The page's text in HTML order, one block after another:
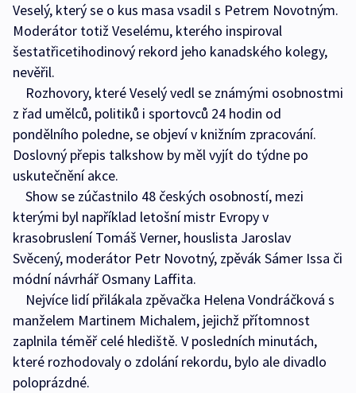
Veselý, který se o kus masa vsadil s Petrem Novotným.
Moderátor totiž Veselému, kterého inspiroval
šestatřicetihodinový rekord jeho kanadského kolegy,
nevěřil.
Rozhovory, které Veselý vedl se známými osobnostmi
z řad umělců, politiků i sportovců 24 hodin od
pondělního poledne, se objeví v knižním zpracování.
Doslovný přepis talkshow by měl vyjít do týdne po
uskutečnění akce.
Show se zúčastnilo 48 českých osobností, mezi
kterými byl například letošní mistr Evropy v
krasobruslení Tomáš Verner, houslista Jaroslav
Svěcený, moderátor Petr Novotný, zpěvák Sámer Issa či
módní návrhář Osmany Laffita.
Nejvíce lidí přilákala zpěvačka Helena Vondráčková s
manželem Martinem Michalem, jejichž přítomnost
zaplnila téměř celé hlediště. V posledních minutách,
které rozhodovaly o zdolání rekordu, bylo ale divadlo
poloprázdné.